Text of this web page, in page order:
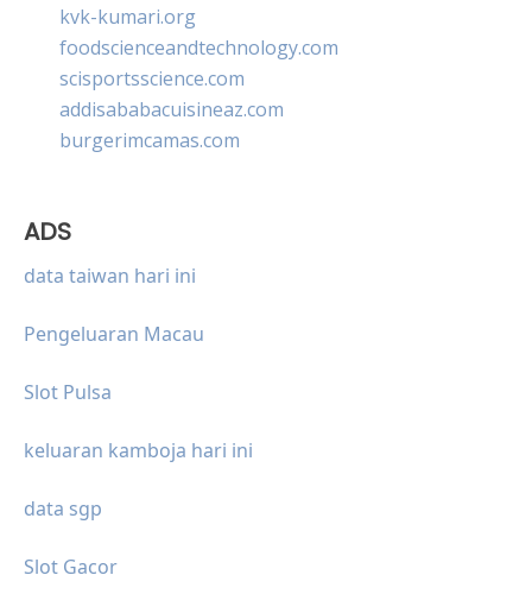
kvk-kumari.org
foodscienceandtechnology.com
scisportsscience.com
addisababacuisineaz.com
burgerimcamas.com
ADS
data taiwan hari ini
Pengeluaran Macau
Slot Pulsa
keluaran kamboja hari ini
data sgp
Slot Gacor